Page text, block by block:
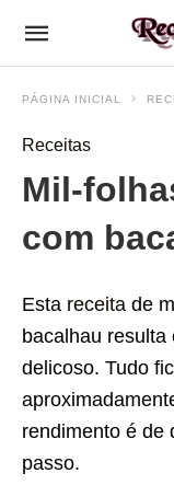
PÁGINA INICIAL
Receitas
Mil-
com
Esta receita de
bacalhau
delicoso. Tudo
rendimento é de
passo.